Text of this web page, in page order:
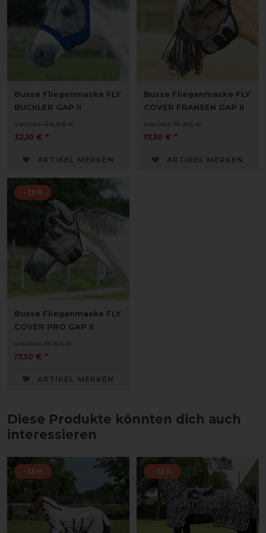
Busse Fliegenmaske FLY
BUCKLER GAP II
vorher 36,85 €
32,10 € *
ARTIKEL MERKEN
Busse Fliegenmaske FLY
COVER FRANSEN GAP II
vorher 19,85 €
17,30 € *
ARTIKEL MERKEN
-13%
Busse Fliegenmaske FLY
COVER PRO GAP II
vorher 19,85 €
17,30 € *
ARTIKEL MERKEN
Diese Produkte könnten dich auch
interessieren
-13% -13%